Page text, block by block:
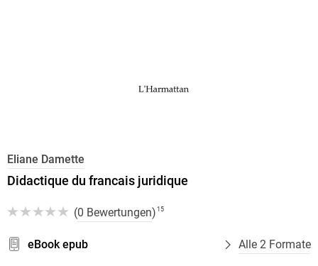
Eliane Damette
Didactique du francais juridique
(0 Bewertungen) 15
eBook epub Alle 2 Formate